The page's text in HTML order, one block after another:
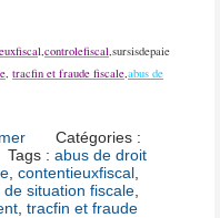
l,controlefiscal,sursisdepaie
, tracfin et fraude fiscale,abus de
Catégories :
Tags :abus de droit
contentieuxfiscal
de situation fiscale
tracfin et fraude